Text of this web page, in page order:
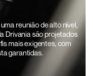
reunião de alto nível,
Drivania são projetados
mais exigentes, com
garantidas.